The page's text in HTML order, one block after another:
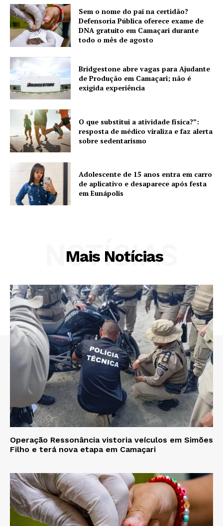
Sem o nome do pai na certidão?
Defensoria Pública oferece exame de
DNA gratuito em Camaçari durante
todo o mês de agosto
Bridgestone abre vagas para Ajudante
de Produção em Camaçari; não é
exigida experiência
O que substitui a atividade física?”:
resposta de médico viraliza e faz alerta
sobre sedentarismo
Adolescente de 15 anos entra em carro
de aplicativo e desaparece após festa
em Eunápolis
Mais Notícias
NOTÍCIAS
Operação Ressonância vistoria veículos em Simões
Filho e terá nova etapa em Camaçari